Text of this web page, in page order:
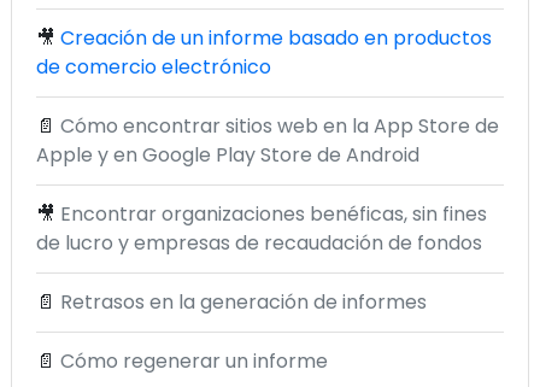
🎥 Creación de un informe basado en productos
de comercio electrónico
📄 Cómo encontrar sitios web en la App Store de
Apple y en Google Play Store de Android
🎥 Encontrar organizaciones benéficas, sin fines
de lucro y empresas de recaudación de fondos
📄 Retrasos en la generación de informes
📄 Cómo regenerar un informe